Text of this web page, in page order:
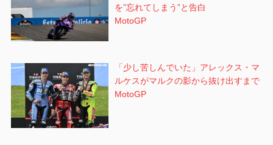
を”忘れてしまう”と告白
MotoGP
「少し苦しんでいた」アレックス・マ
ルケスがマルクの影から抜け出すまで
MotoGP